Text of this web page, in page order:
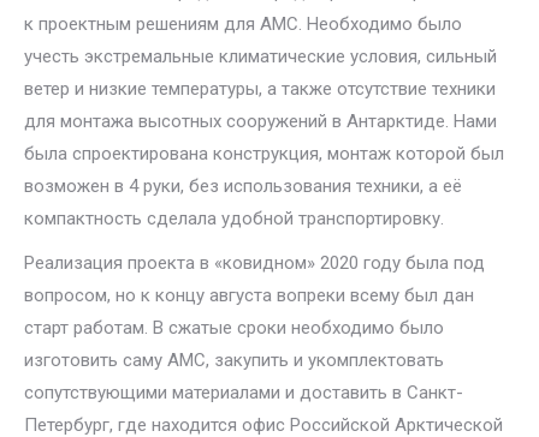
к проектным решениям для АМС. Необходимо было
учесть экстремальные климатические условия, сильный
ветер и низкие температуры, а также отсутствие техники
для монтажа высотных сооружений в Антарктиде. Нами
была спроектирована конструкция, монтаж которой был
возможен в 4 руки, без использования техники, а её
компактность сделала удобной транспортировку.
Реализация проекта в «ковидном» 2020 году была под
вопросом, но к концу августа вопреки всему был дан
старт работам. В сжатые сроки необходимо было
изготовить саму АМС, закупить и укомплектовать
сопутствующими материалами и доставить в Санкт-
Петербург, где находится офис Российской Арктической